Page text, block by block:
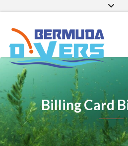
Facebook
Billing Card